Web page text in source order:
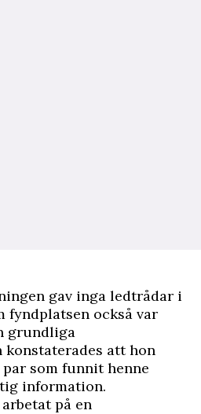
gav inga ledtrådar i
också var
grundliga
att hon
som funnit henne
information.
på en